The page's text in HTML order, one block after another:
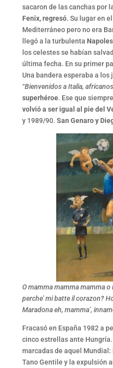
sacaron de las canchas por
Fenix, regresó. Su lugar en
Mediterráneo pero no era
llegó a la turbulenta Napoles
los celestes se habían
última fecha. En su primer
Una bandera esperaba a
“Bienvenidos a Italia, africanos
superhéroe. Ese que
volvió a ser igual al pie del
y 1989/90. San Genaro y
O mamma mamma mamma
perche’ mi batte il corazon?
Maradona eh, mamma’,
Fracasó en España 1982 a
cinco estrellas ante
marcadas de aquel Mundial:
Tano Gentile y la expulsión